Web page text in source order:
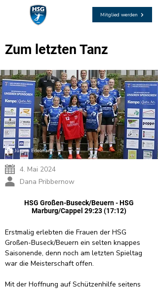
Mitglied werden
Zum letzten Tanz
Jürgen Edelmann
4. Mai 2024
Dana Pribbernow
HSG Großen-Buseck/Beuern - HSG
Marburg/Cappel 29:23 (17:12)
Erstmalig erlebten die Frauen der HSG
Großen-Buseck/Beuern ein selten knappes
Saisonende, denn noch am letzten Spieltag
war die Meisterschaft offen.
Mit der Hoffnung auf Schützenhilfe seitens